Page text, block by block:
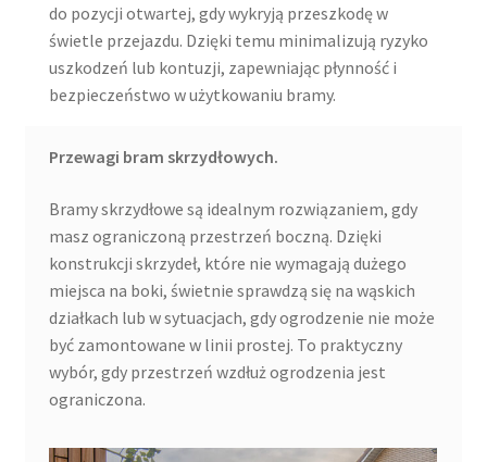
do pozycji otwartej, gdy wykryją przeszkodę w
świetle przejazdu. Dzięki temu minimalizują ryzyko
uszkodzeń lub kontuzji, zapewniając płynność i
bezpieczeństwo w użytkowaniu bramy.
Przewagi bram skrzydłowych.
Bramy skrzydłowe są idealnym rozwiązaniem, gdy
masz ograniczoną przestrzeń boczną. Dzięki
konstrukcji skrzydeł, które nie wymagają dużego
miejsca na boki, świetnie sprawdzą się na wąskich
działkach lub w sytuacjach, gdy ogrodzenie nie może
być zamontowane w linii prostej. To praktyczny
wybór, gdy przestrzeń wzdłuż ogrodzenia jest
ograniczona.